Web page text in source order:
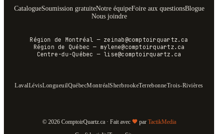
CatalogueSoumission gratuiteNotre équipeFoire aux questionsBlogue
Nous joindre
Région de Montréal — zeinab@comptoirquartz.ca
Région de Québec — mylene@comptoirquartz.ca
Centre-du-Québec —lise@comptoirquartz.ca
LavalLévisLongueuilQuébecMontréalSherbrookeTerrebonneTrois-Rivières
© 2026 ComptoirQuartz.ca · Fait avec par TactikMedia